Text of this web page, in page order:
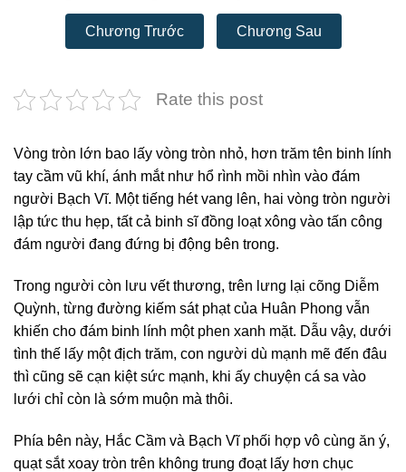
Chương Trước Chương Sau
Rate this post
Vòng tròn lớn bao lấy vòng tròn nhỏ, hơn trăm tên binh lính
tay cầm vũ khí, ánh mắt như hổ rình mồi nhìn vào đám
người Bạch Vĩ. Một tiếng hét vang lên, hai vòng tròn người
lập tức thu hẹp, tất cả binh sĩ đồng loạt xông vào tấn công
đám người đang đứng bị động bên trong.
Trong người còn lưu vết thương, trên lưng lại cõng Diễm
Quỳnh, từng đường kiếm sát phạt của Huân Phong vẫn
khiến cho đám binh lính một phen xanh mặt. Dẫu vậy, dưới
tình thế lấy một địch trăm, con người dù mạnh mẽ đến đâu
thì cũng sẽ cạn kiệt sức mạnh, khi ấy chuyện cá sa vào
lưới chỉ còn là sớm muộn mà thôi.
Phía bên này, Hắc Cầm và Bạch Vĩ phối hợp vô cùng ăn ý,
quạt sắt xoay tròn trên không trung đoạt lấy hơn chục